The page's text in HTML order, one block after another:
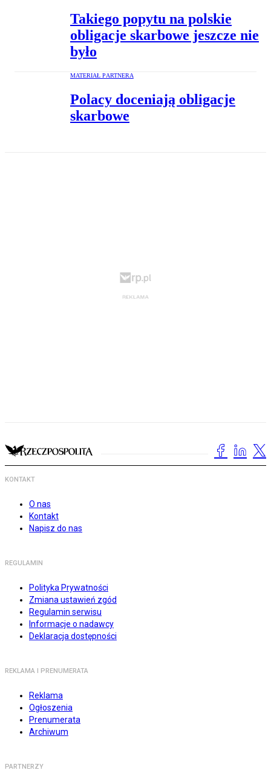
Takiego popytu na polskie
obligacje skarbowe jeszcze nie
było
MATERIAŁ PARTNERA
Polacy doceniają obligacje
skarbowe
KONTAKT
O nas
Kontakt
Napisz do nas
REGULAMIN
Polityka Prywatności
Zmiana ustawień zgód
Regulamin serwisu
Informacje o nadawcy
Deklaracja dostępności
REKLAMA I PRENUMERATA
Reklama
Ogłoszenia
Prenumerata
Archiwum
PARTNERZY